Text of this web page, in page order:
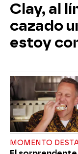
Clay, al
cazado
estoy
MOMENTO